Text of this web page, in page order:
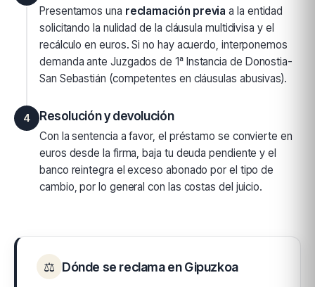
Presentamos una reclamación previa a la entidad
solicitando la nulidad de la cláusula multidivisa y el
recálculo en euros. Si no hay acuerdo, interponemos
demanda ante Juzgados de 1ª Instancia de Donostia-
San Sebastián (competentes en cláusulas abusivas).
4 Resolución y devolución
Con la sentencia a favor, el préstamo se convierte en
euros desde la firma, baja tu deuda pendiente y el
banco reintegra el exceso abonado por el tipo de
cambio, por lo general con las costas del juicio.
⚖ Dónde se reclama en Gipuzkoa